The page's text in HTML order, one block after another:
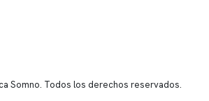
Somno. Todos los derechos reservados.